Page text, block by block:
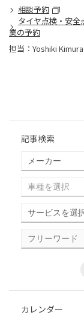
相談予約
タイヤ点検・安
業の予約
担当：Yoshiki Kimura
記事検索
カレンダー